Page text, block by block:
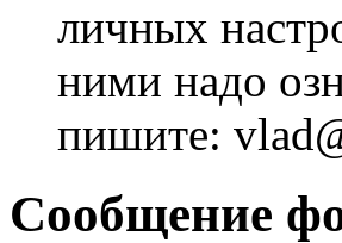
личных
ними надо
пишите:
Сообщение